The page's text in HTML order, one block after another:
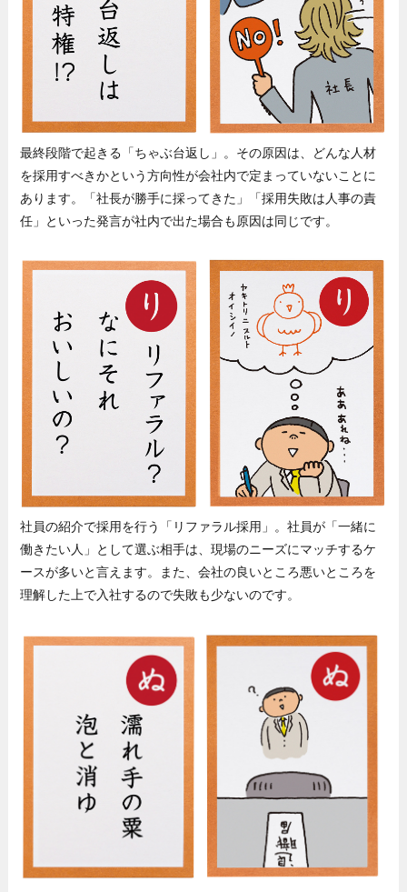
最終段階で起きる「ちゃぶ台返し」。その原因は、どんな人材
を採用すべきかという方向性が会社内で定まっていないことに
あります。「社長が勝手に採ってきた」「採用失敗は人事の責
任」といった発言が社内で出た場合も原因は同じです。
社員の紹介で採用を行う「リファラル採用」。社員が「一緒に
働きたい人」として選ぶ相手は、現場のニーズにマッチするケ
ースが多いと言えます。また、会社の良いところ悪いところを
理解した上で入社するので失敗も少ないのです。